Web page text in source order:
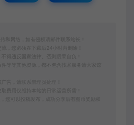
和网络，如有侵权请邮件联系站长！
，您必须在下载后24小时内删除！
得违反国家法律。否则后果自负！
等等其他资源，都不包含技术服务请大家谅
告，请联系管理员处理！
费用仅维持本站的日常运营所需！
您可以投稿发布，成功分享后有图币奖励和